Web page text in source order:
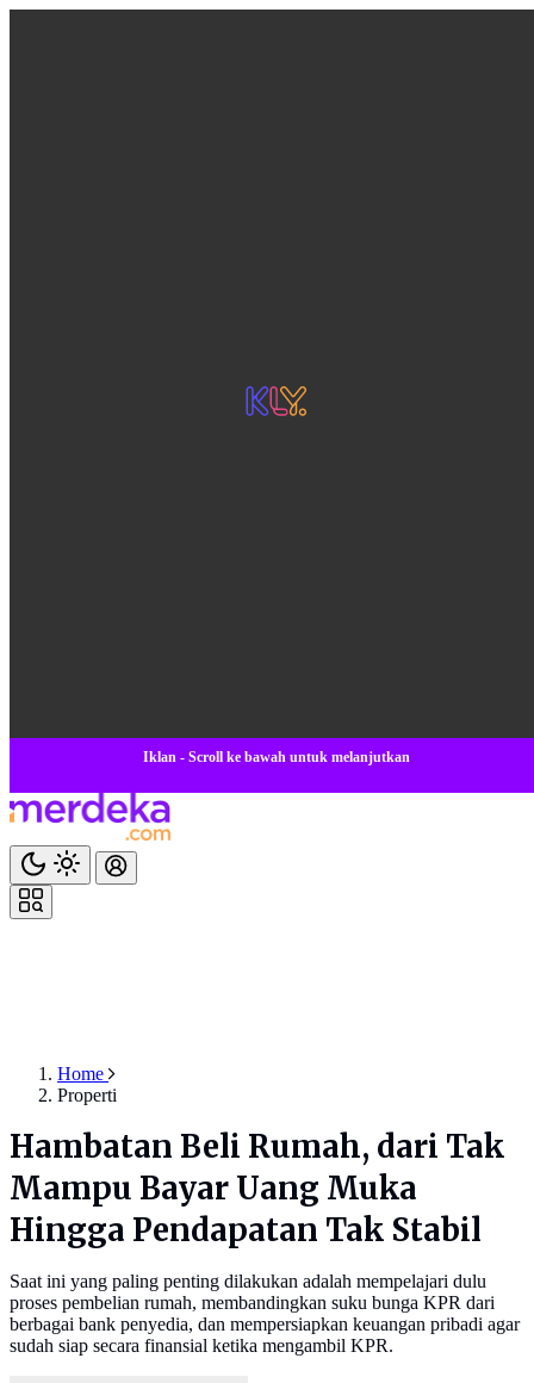
Iklan - Scroll ke bawah untuk melanjutkan
Home
Properti
Hambatan Beli Rumah, dari Tak
Mampu Bayar Uang Muka
Hingga Pendapatan Tak Stabil
Saat ini yang paling penting dilakukan adalah mempelajari dulu
proses pembelian rumah, membandingkan suku bunga KPR dari
berbagai bank penyedia, dan mempersiapkan keuangan pribadi agar
sudah siap secara finansial ketika mengambil KPR.